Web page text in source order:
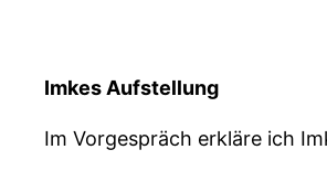
Imkes Aufstellung
Im Vorgespräch erkläre ich